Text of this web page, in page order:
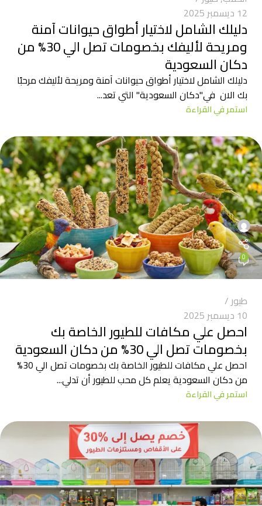
12 ديسمبر 2025
دليلك الشامل لاختيار أطواق حيوانات آمنة
ومريحة لأليفك بخصومات تصل الي 30% من
دكان السعودية
دليلك الشامل لاختيار أطواق حيوانات آمنة ومريحة لأليفك مرحبًا
بك الان في"دكان السعودية" التي تعد...
استمر في القراءة
0
طيور
10 ديسمبر 2025
احصل علي مكافات للطيور الخاصة بك
بخصومات تصل الي 30% من دكان السعودية
احصل علي مكافات للطيور الخاصة بك بخصومات تصل الي 30%
من دكان السعودية يعلم كل محب للطيور أن تدلي...
استمر في القراءة